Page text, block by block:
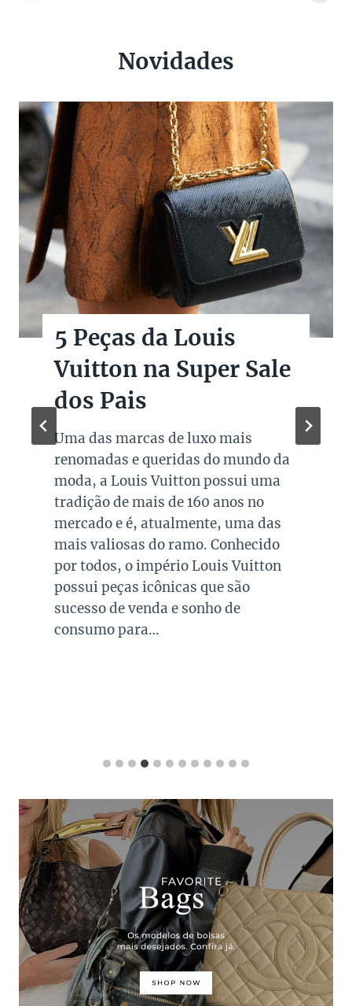
Novidades
5 Peças da Louis
Vuitton na Super Sale
dos Pais
Uma das marcas de luxo mais
renomadas e queridas do mundo da
moda, a Louis Vuitton possui uma
tradição de mais de 160 anos no
mercado e é, atualmente, uma das
mais valiosas do ramo. Conhecido
por todos, o império Louis Vuitton
possui peças icônicas que são
sucesso de venda e sonho de
consumo para…